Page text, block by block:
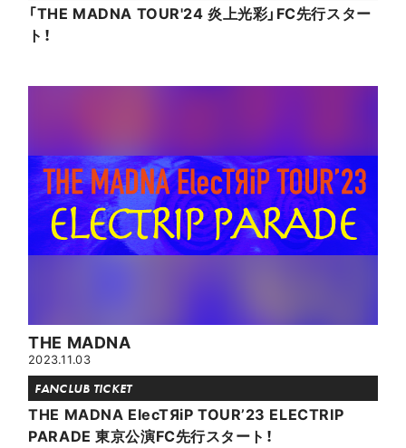
「THE MADNA TOUR'24 炎上光彩」FC先行スター
ト！
THE MADNA
2023.11.03
FANCLUB TICKET
THE MADNA ElecTЯiP TOUR’23 ELECTRIP
PARADE 東京公演FC先行スタート！